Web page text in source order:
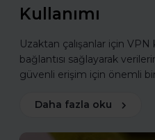
Kullanımı
Uzaktan çalışanlar için
bağlantısı sağlayarak
güvenli erişim için önemli bir
Daha fazla oku